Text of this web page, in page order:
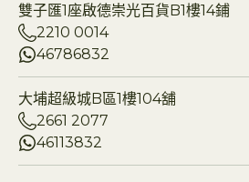
雙子匯1座啟德崇光百貨B1樓14鋪
2210 0014
46786832
大埔超級城B區1樓104舖
2661 2077
46113832